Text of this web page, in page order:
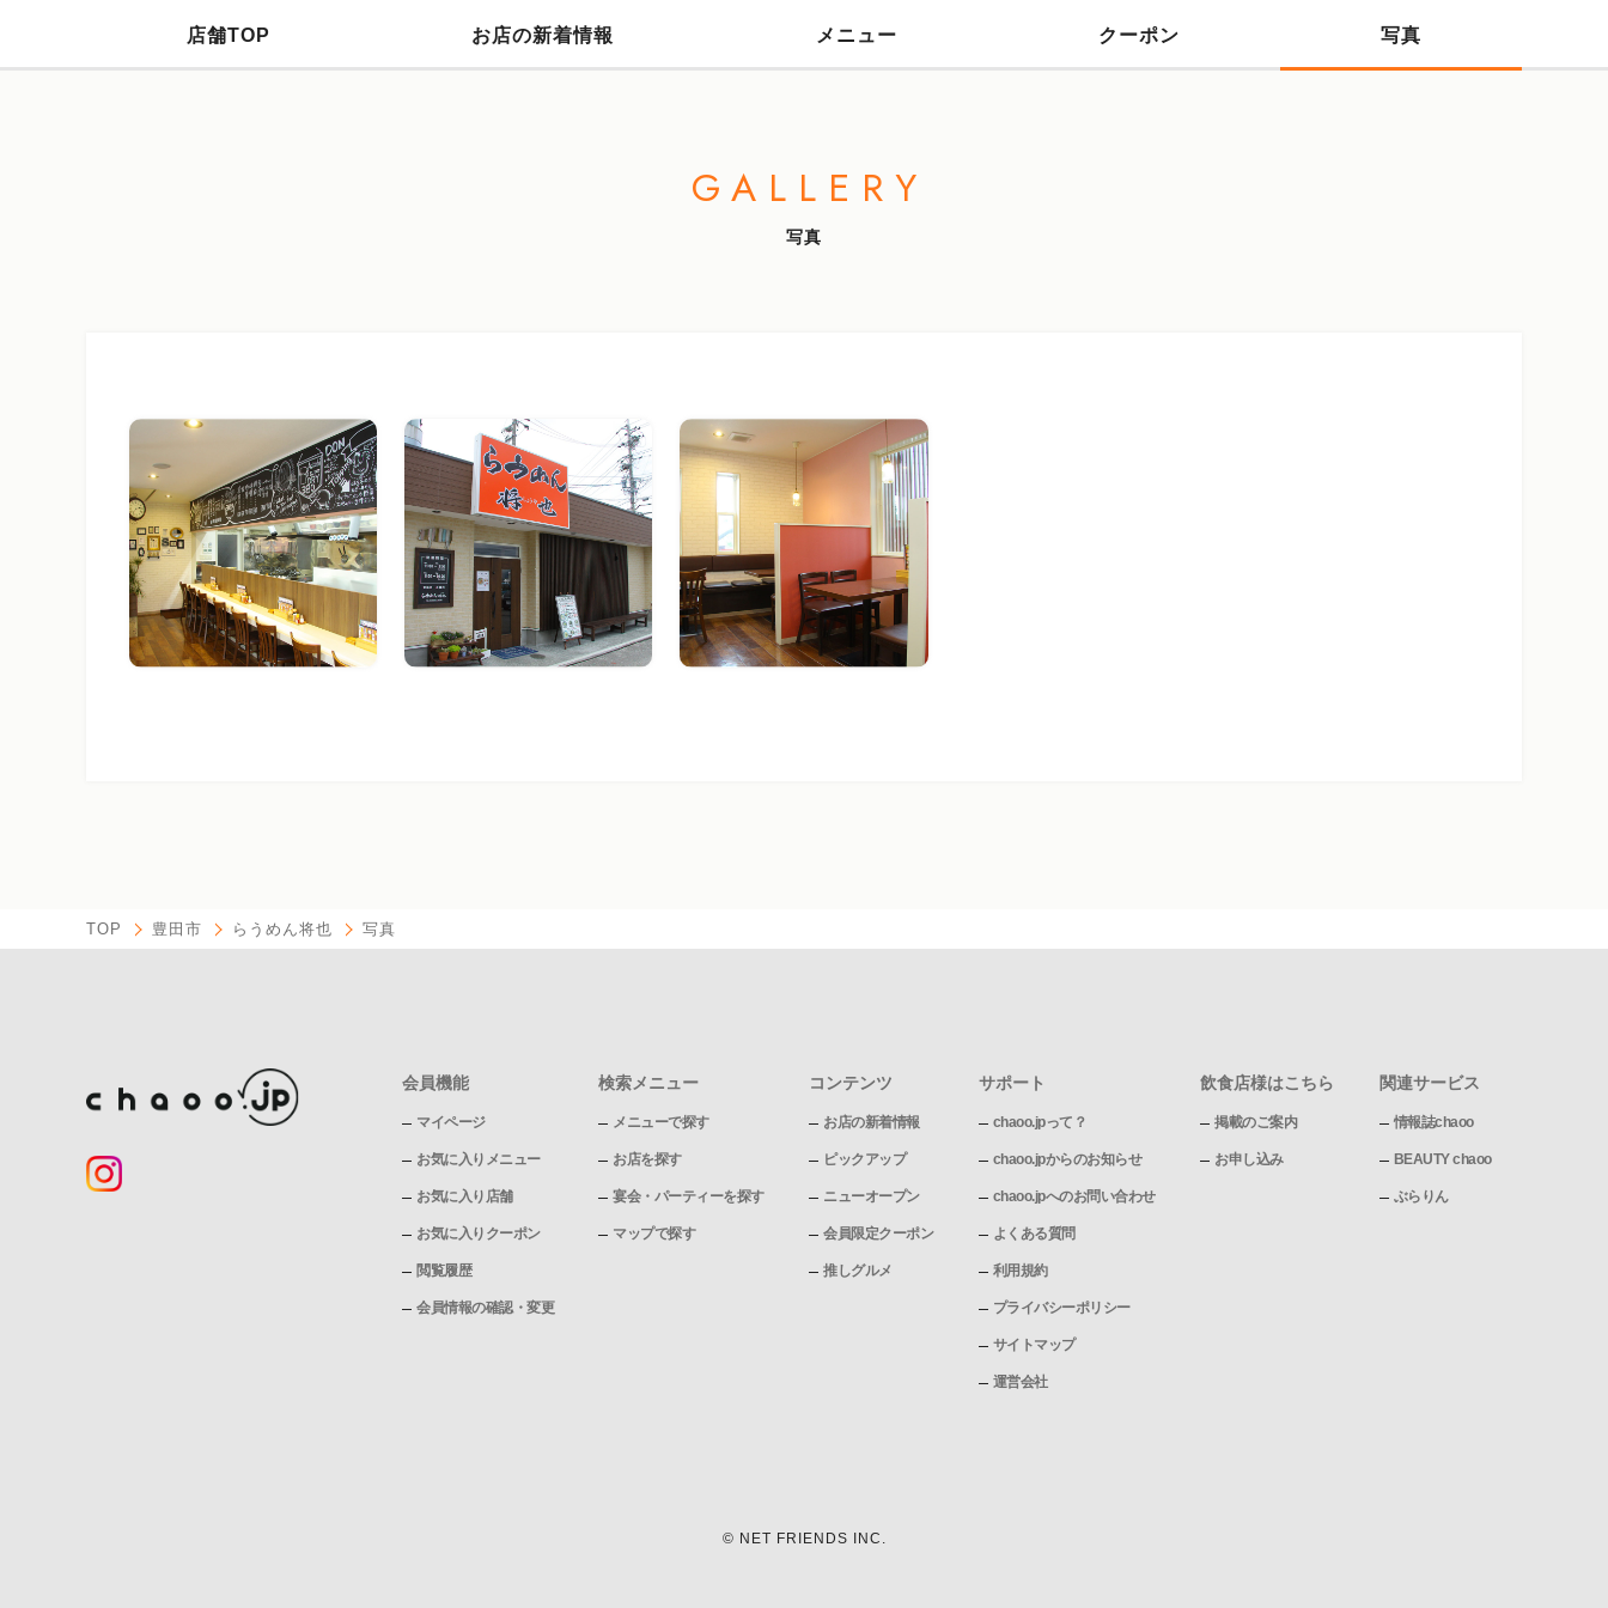
店舗TOP お店の新着情報 メニュー クーポン 写真
GALLERY
写真
TOP 豊田市 らうめん将也 写真
会員機能
マイページ
お気に入りメニュー
お気に入り店舗
お気に入りクーポン
閲覧履歴
会員情報の確認・変更
検索メニュー
メニューで探す
お店を探す
宴会・パーティーを探す
マップで探す
コンテンツ
お店の新着情報
ピックアップ
ニューオープン
会員限定クーポン
推しグルメ
サポート
chaoo.jpって？
chaoo.jpからのお知らせ
chaoo.jpへのお問い合わせ
よくある質問
利用規約
プライバシーポリシー
サイトマップ
運営会社
飲食店様はこちら
掲載のご案内
お申し込み
関連サービス
情報誌chaoo
BEAUTY chaoo
ぶらりん
© NET FRIENDS INC.